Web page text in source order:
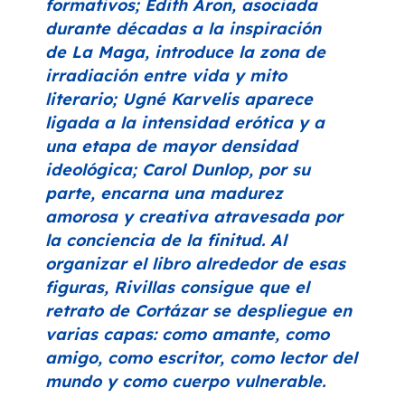
formativos; Edith Aron, asociada
durante décadas a la inspiración
de La Maga, introduce la zona de
irradiación entre vida y mito
literario; Ugné Karvelis aparece
ligada a la intensidad erótica y a
una etapa de mayor densidad
ideológica; Carol Dunlop, por su
parte, encarna una madurez
amorosa y creativa atravesada por
la conciencia de la finitud. Al
organizar el libro alrededor de esas
figuras, Rivillas consigue que el
retrato de Cortázar se despliegue en
varias capas: como amante, como
amigo, como escritor, como lector del
mundo y como cuerpo vulnerable.